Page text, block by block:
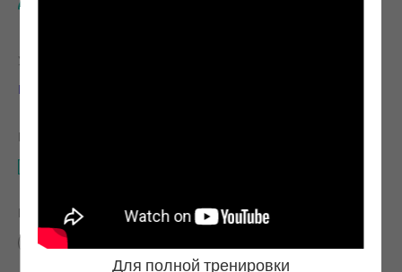
Для полной тренировки
УЧИТЕЛЬ
Виктория Торри-Капан
НЕОБХОДИМОЕ ОБОРУДОВАНИЕ
НАЙТИ ПОХОЖИЕ КЛАССЫ ДЛЯ
Расширенный